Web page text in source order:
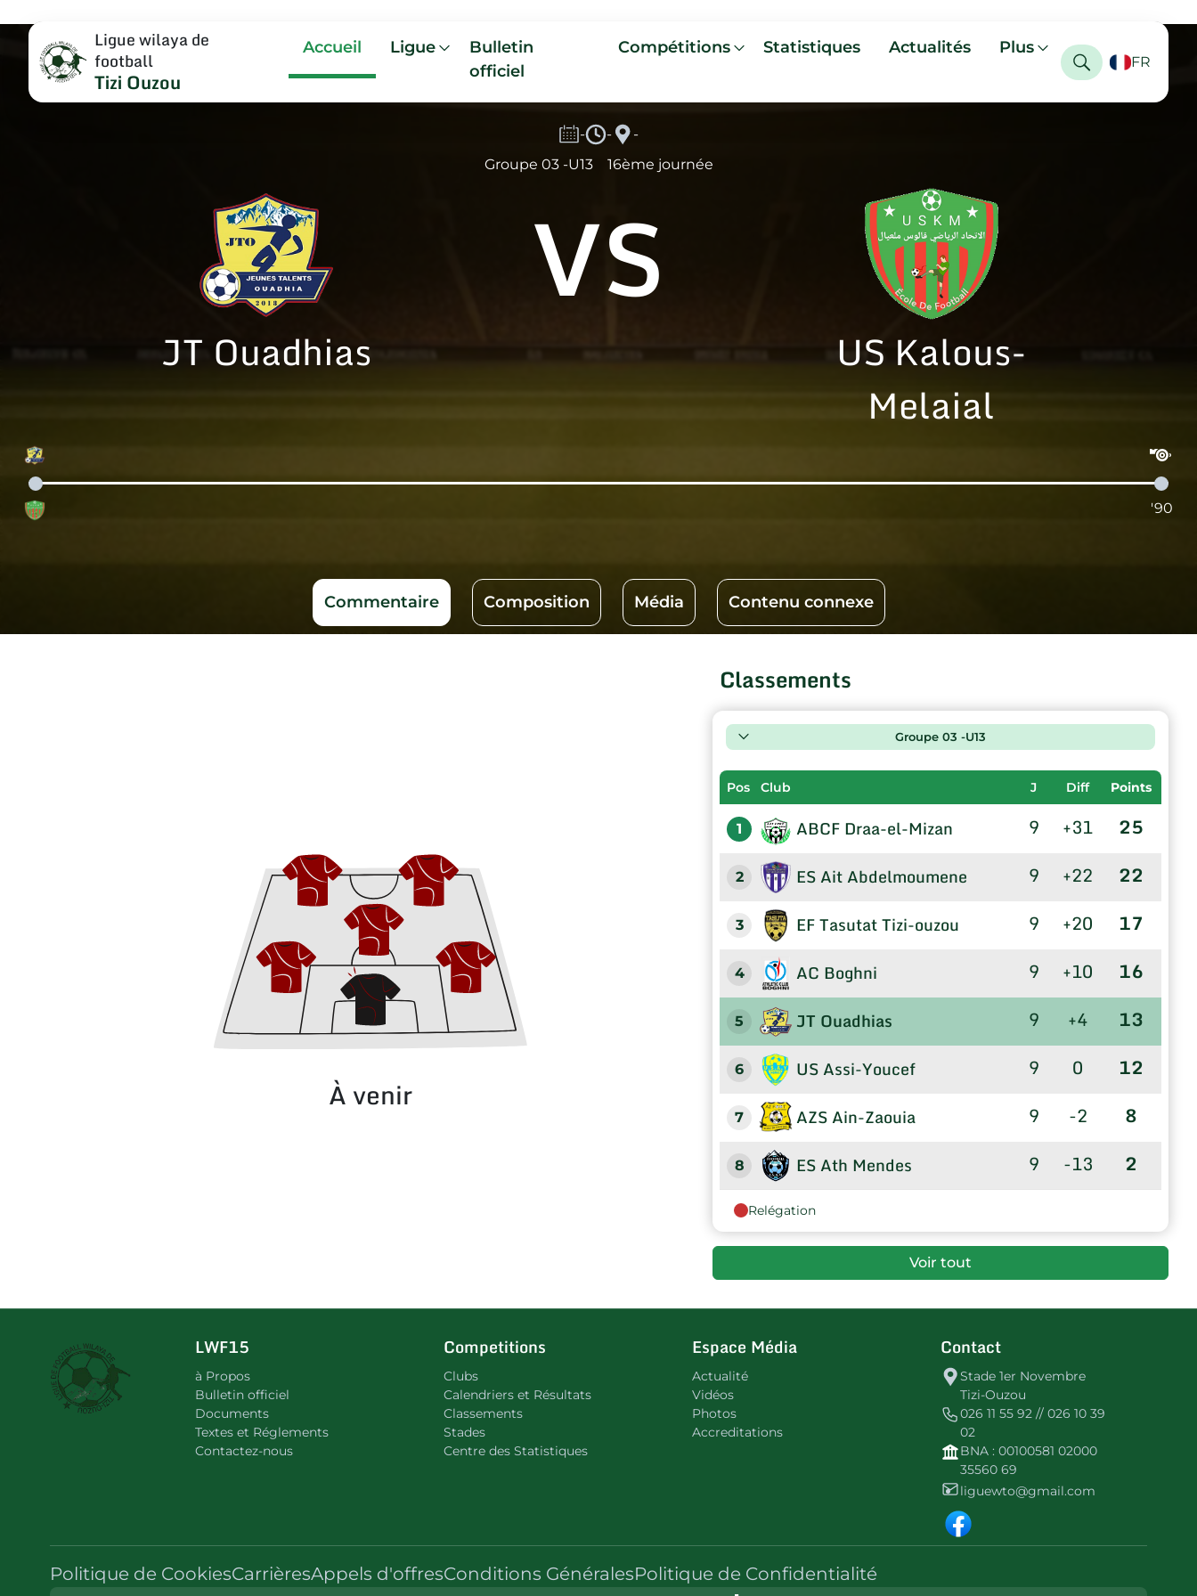
Ligue wilaya de
football
Tizi Ouzou
Accueil Ligue
Bulletin
officiel
Compétitions Statistiques Actualités Plus
FR
- -
-
Groupe 03 -U13
16ème journée
JT Ouadhias
VS
US Kalous-
Melaial
'90
Commentaire Composition Média Contenu connexe
À venir
Classements
Groupe 03 -U13
Pos Club J Diff Points
1 ABCF Draa-el-Mizan 9 +31 25
2 ES Ait Abdelmoumene 9 +22 22
3 EF Tasutat Tizi-ouzou 9 +20 17
4 AC Boghni 9 +10 16
5 JT Ouadhias 9 +4 13
6 US Assi-Youcef 9 0 12
7 AZS Ain-Zaouia 9 -2 8
8 ES Ath Mendes 9 -13 2
9 ES Ath Aissi
US Kalous-Melaial
Relégation
Voir tout
LWF15
à Propos
Bulletin officiel
Documents
Textes et Réglements
Contactez-nous
Competitions
Clubs
Calendriers et Résultats
Classements
Stades
Centre des Statistiques
Espace Média
Actualité
Vidéos
Photos
Accreditations
Contact
Stade 1er Novembre
Tizi-Ouzou
026 11 55 92 // 026 10 39
02
BNA : 00100581 02000
35560 69
liguewto@gmail.com
Politique de CookiesCarrièresAppels d'offresConditions GénéralesPolitique de Confidentialité